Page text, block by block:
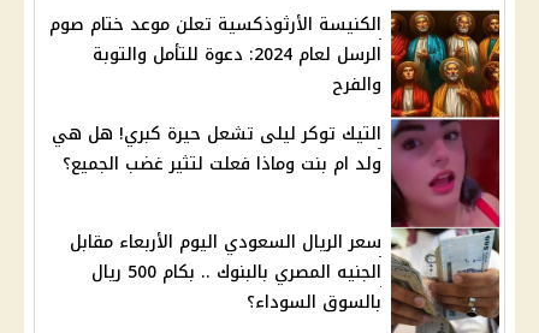
الكنيسة الأرثوذكسية تعلن موعد ختام صوم
الرسل لعام 2024: دعوة للتأمل والتوبة
والفرح
التيك توكر ليلى تشعل حيرة كبري! هل هي
ولد ام بنت وماذا فعلت لتثير غضب الجميع؟
سعر الريال السعودي اليوم الأربعاء مقابل
الجنيه المصري بالبنوك .. بكام 500 ريال
بالسوق السوداء؟